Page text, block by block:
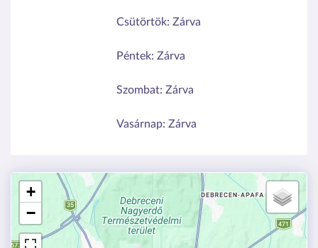
Csütörtök: Zárva
Péntek: Zárva
Szombat: Zárva
Vasárnap: Zárva
+
−